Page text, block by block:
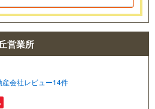
営業所
産会社レビュー14件